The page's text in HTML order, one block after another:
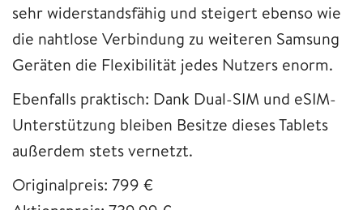
sehr widerstandsfähig und steigert ebenso wie
die nahtlose Verbindung zu weiteren Samsung
Geräten die Flexibilität jedes Nutzers enorm.
Ebenfalls praktisch: Dank Dual-SIM und eSIM-
Unterstützung bleiben Besitze dieses Tablets
außerdem stets vernetzt.
Originalpreis: 799 €